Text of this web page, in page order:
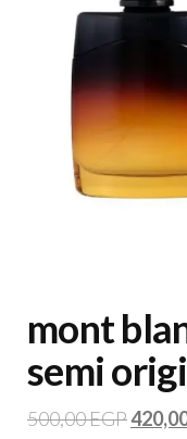
mont
semi
500,00EGP